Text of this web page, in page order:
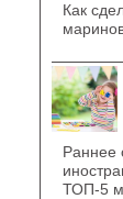
Как
Раннее
ТОП-5